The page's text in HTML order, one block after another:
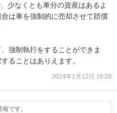
少なくとも車分の資産はあるよ
は車を強制的に売却させて賠償
強制執行をすることができま
ることはありえます。
2024年1月12日 16:26
です。